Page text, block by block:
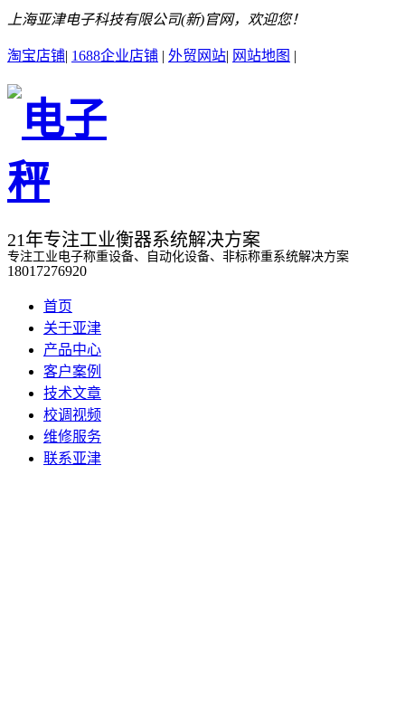
上海亚津电子科技有限公司(新)官网，欢迎您！
淘宝店铺| 1688企业店铺 | 外贸网站| 网站地图 |
21年专注工业衡器系统解决方案
专注工业电子称重设备、自动化设备、非标称重系统解决方案
18017276920
首页
关于亚津
产品中心
客户案例
技术文章
校调视频
维修服务
联系亚津